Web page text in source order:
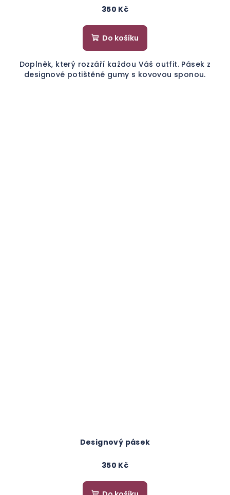
350 Kč
Do košíku
Doplněk, který rozzáří každou Váš outfit. Pásek z
designové potištěné gumy s kovovou sponou.
Designový pásek
350 Kč